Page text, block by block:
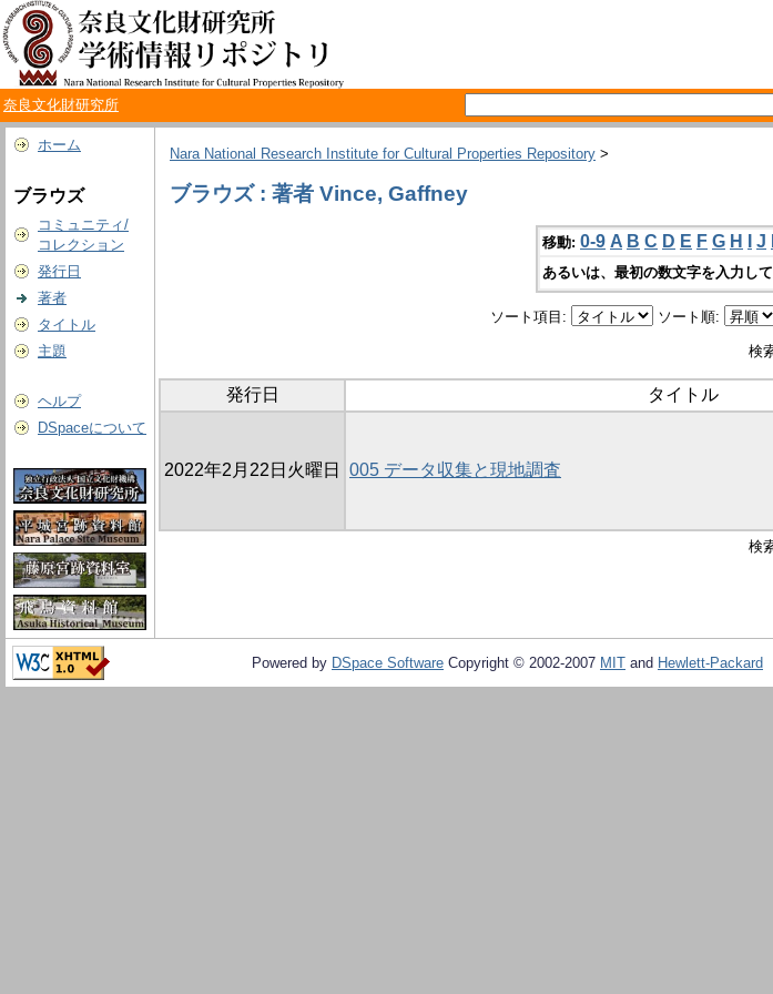
奈良文化財研究所
ホーム
ブラウズ
コミュニティ/
コレクション
発行日
著者
タイトル
主題
ヘルプ
DSpaceについて
Nara National Research Institute for Cultural Properties Repository >
ブラウズ : 著者 Vince, Gaffney
移動: 0-9 A B C D E F G H J
あるいは、最初の数文字を入力し
ソート項目: ソート順:
検
発行日 タイトル
2022年2月22日火曜日 005 データ収集と現地調査
検
Powered by DSpace Software Copyright © 2002-2007 MIT and Hewlett-Packard